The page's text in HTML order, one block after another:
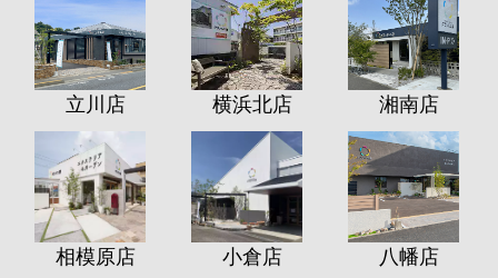
立川店 横浜北店 湘南店
相模原店 小倉店 八幡店